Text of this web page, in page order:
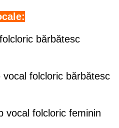
bărbătesc
vocal folcloric bărbătesc
vocal folcloric feminin